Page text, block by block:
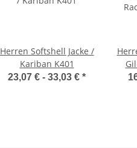
Herren Softshell Jacke /
Kariban K401
23,07 € - 33,03 € *